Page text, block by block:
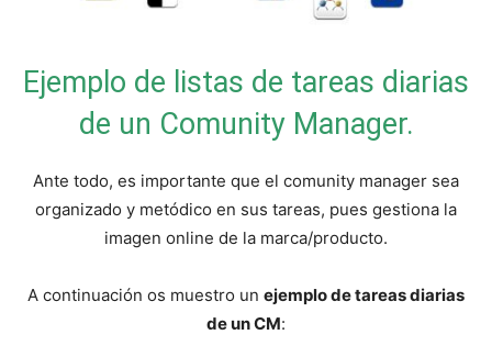
Ejemplo de listas de tareas diarias
de un Comunity Manager.
Ante todo, es importante que el comunity manager sea
organizado y metódico en sus tareas, pues gestiona la
imagen online de la marca/producto.
A continuación os muestro un ejemplo de tareas diarias
de un CM: